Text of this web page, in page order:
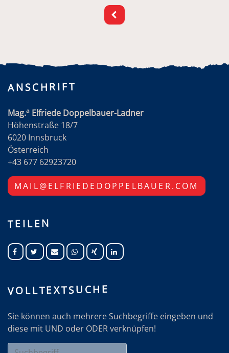
ANSCHRIFT
Mag.a Elfriede Doppelbauer-Ladner
Höhenstraße 18/7
6020 Innsbruck
Österreich
+43 677 62923720
MAIL@ELFRIEDEDOPPELBAUER.COM
TEILEN
VOLLTEXTSUCHE
Sie können auch mehrere Suchbegriffe eingeben und
diese mit UND oder ODER verknüpfen!